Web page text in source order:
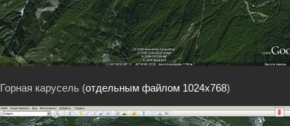
Горная карусель (отдельным файлом 1024х768)